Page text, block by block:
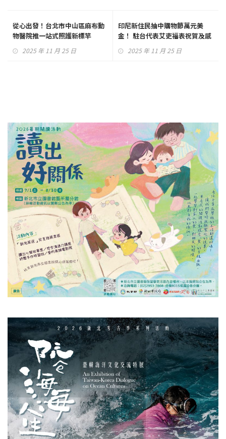
從心出發！台北市中山區麻布動
物醫院推一站式照護新標竿
2025 年 11 月 25 日
印尼新住民抽中購物節萬元美
金！ 駐台代表艾吏福表祝賀及感
2025 年 11 月 25 日